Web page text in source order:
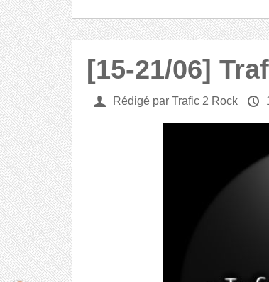
[15-21/06]
U Rédigé par Trafic 2 Rock P